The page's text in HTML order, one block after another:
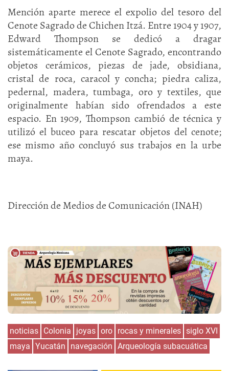
Mención aparte merece el expolio del tesoro del
Cenote Sagrado de Chichen Itzá. Entre 1904 y 1907,
Edward Thompson se dedicó a dragar
sistemáticamente el Cenote Sagrado, encontrando
objetos cerámicos, piezas de jade, obsidiana,
cristal de roca, caracol y concha; piedra caliza,
pedernal, madera, tumbaga, oro y textiles, que
originalmente habían sido ofrendados a este
espacio. En 1909, Thompson cambió de técnica y
utilizó el buceo para rescatar objetos del cenote;
ese mismo año concluyó sus trabajos en la urbe
maya.
Dirección de Medios de Comunicación (INAH)
noticias Colonia joyas oro rocas y minerales siglo XVI
maya Yucatán navegación Arqueología subacuática